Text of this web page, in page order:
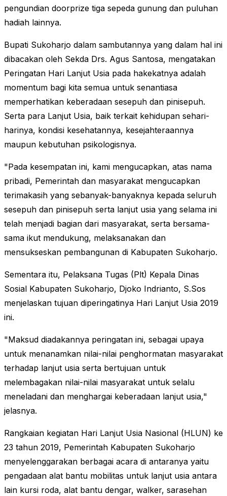
pengundian doorprize tiga sepeda gunung dan puluhan
hadiah lainnya.
Bupati Sukoharjo dalam sambutannya yang dalam hal ini
dibacakan oleh Sekda Drs. Agus Santosa, mengatakan
Peringatan Hari Lanjut Usia pada hakekatnya adalah
momentum bagi kita semua untuk senantiasa
memperhatikan keberadaan sesepuh dan pinisepuh.
Serta para Lanjut Usia, baik terkait kehidupan sehari-
harinya, kondisi kesehatannya, kesejahteraannya
maupun kebutuhan psikologisnya.
"Pada kesempatan ini, kami mengucapkan, atas nama
pribadi, Pemerintah dan masyarakat mengucapkan
terimakasih yang sebanyak-banyaknya kepada seluruh
sesepuh dan pinisepuh serta lanjut usia yang selama ini
telah menjadi bagian dari masyarakat, serta bersama-
sama ikut mendukung, melaksanakan dan
mensukseskan pembangunan di Kabupaten Sukoharjo.
Sementara itu, Pelaksana Tugas (Plt) Kepala Dinas
Sosial Kabupaten Sukoharjo, Djoko Indrianto, S.Sos
menjelaskan tujuan diperingatinya Hari Lanjut Usia 2019
ini.
"Maksud diadakannya peringatan ini, sebagai upaya
untuk menanamkan nilai-nilai penghormatan masyarakat
terhadap lanjut usia serta bertujuan untuk
melembagakan nilai-nilai masyarakat untuk selalu
meneladani dan menghargai keberadaan lanjut usia,"
jelasnya.
Rangkaian kegiatan Hari Lanjut Usia Nasional (HLUN) ke
23 tahun 2019, Pemerintah Kabupaten Sukoharjo
menyelenggarakan berbagai acara di antaranya yaitu
pengadaan alat bantu mobilitas untuk lanjut usia antara
lain kursi roda, alat bantu dengar, walker, sarasehan